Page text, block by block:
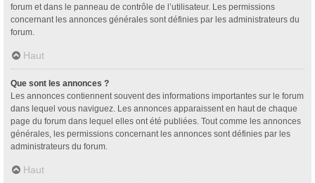
forum et dans le panneau de contrôle de l’utilisateur. Les permissions
concernant les annonces générales sont définies par les administrateurs du
forum.
Haut
Que sont les annonces ?
Les annonces contiennent souvent des informations importantes sur le forum
dans lequel vous naviguez. Les annonces apparaissent en haut de chaque
page du forum dans lequel elles ont été publiées. Tout comme les annonces
générales, les permissions concernant les annonces sont définies par les
administrateurs du forum.
Haut